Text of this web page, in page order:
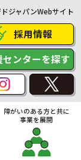
ジャパンWebサイト
採用情報
センターを探す
障がいのある方と共に
事業を展開